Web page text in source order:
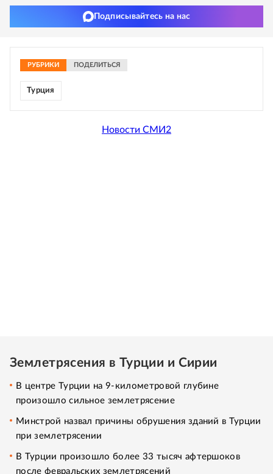
Подписывайтесь на нас
РУБРИКИ ПОДЕЛИТЬСЯ
Турция
Новости СМИ2
Землетрясения в Турции и Сирии
В центре Турции на 9-километровой глубине
произошло сильное землетрясение
Минстрой назвал причины обрушения зданий в Турции
при землетрясении
В Турции произошло более 33 тысяч афтершоков
после февральских землетрясений